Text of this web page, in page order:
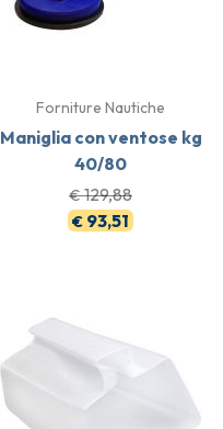
Forniture Nautiche
Maniglia con ventose kg
40/80
€129,88
€ 93,51